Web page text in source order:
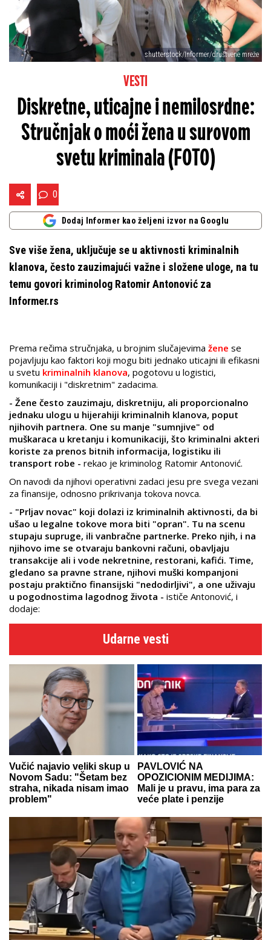
shutterstock/Informer/društvene mreže
VESTI
Diskretne, uticajne i nemilosrdne:
Stručnjak o moći žena u surovom
svetu kriminala (FOTO)
0
Dodaj Informer kao željeni izvor na Googlu
Sve više žena, uključuje se u aktivnosti kriminalnih
klanova, često zauzimajući važne i složene uloge, na tu
temu govori kriminolog Ratomir Antonović za
Informer.rs
Prema rečima stručnjaka, u brojnim slučajevima žene se
pojavljuju kao faktori koji mogu biti jednako uticajni ili efikasni
u svetu kriminalnih klanova, pogotovu u logistici,
komunikaciji i "diskretnim" zadacima.
- Žene često zauzimaju, diskretniju, ali proporcionalno
jednaku ulogu u hijerahiji kriminalnih klanova, poput
njihovih partnera. One su manje "sumnjive" od
muškaraca u kretanju i komunikaciji, što kriminalni akteri
koriste za prenos bitnih informacija, logistiku ili
transport robe - rekao je kriminolog Ratomir Antonović.
On navodi da njihovi operativni zadaci jesu pre svega vezani
za finansije, odnosno prikrivanja tokova novca.
- "Prljav novac" koji dolazi iz kriminalnih aktivnosti, da bi
ušao u legalne tokove mora biti "opran". Tu na scenu
stupaju supruge, ili vanbračne partnerke. Preko njih, i na
njihovo ime se otvaraju bankovni računi, obavljaju
transakcije ali i vode nekretnine, restorani, kafići. Time,
gledano sa pravne strane, njihovi muški kompanjoni
postaju praktično finansijski "nedodirljivi", a one uživaju
u pogodnostima lagodnog života - ističe Antonović, i
dodaje:
Udarne vesti
Vučić najavio veliki skup u
Novom Sadu: "Šetam bez
straha, nikada nisam imao
problem"
PAVLOVIĆ NA
OPOZICIONIM MEDIJIMA:
Mali je u pravu, ima para za
veće plate i penzije